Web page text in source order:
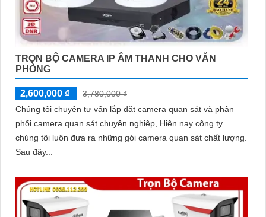
TRỌN BỘ CAMERA IP ÂM THANH CHO VĂN
PHÒNG
2,600,000 ₫
3,780,000 ₫
Chúng tôi chuyên tư vấn lắp đặt camera quan sát và phân
phối camera quan sát chuyên nghiệp, Hiện nay công ty
chúng tôi luôn đưa ra những gói camera quan sát chất lượng.
Sau đây...